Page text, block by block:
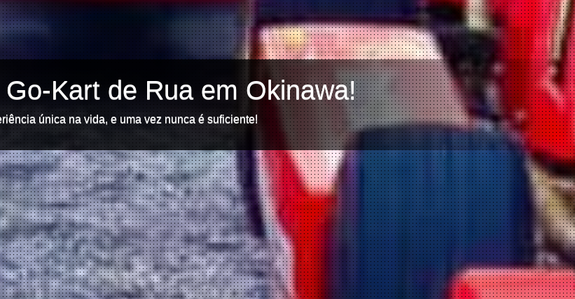
Kart de Rua em Okinawa!
única na vida, e uma vez nunca é suficiente!